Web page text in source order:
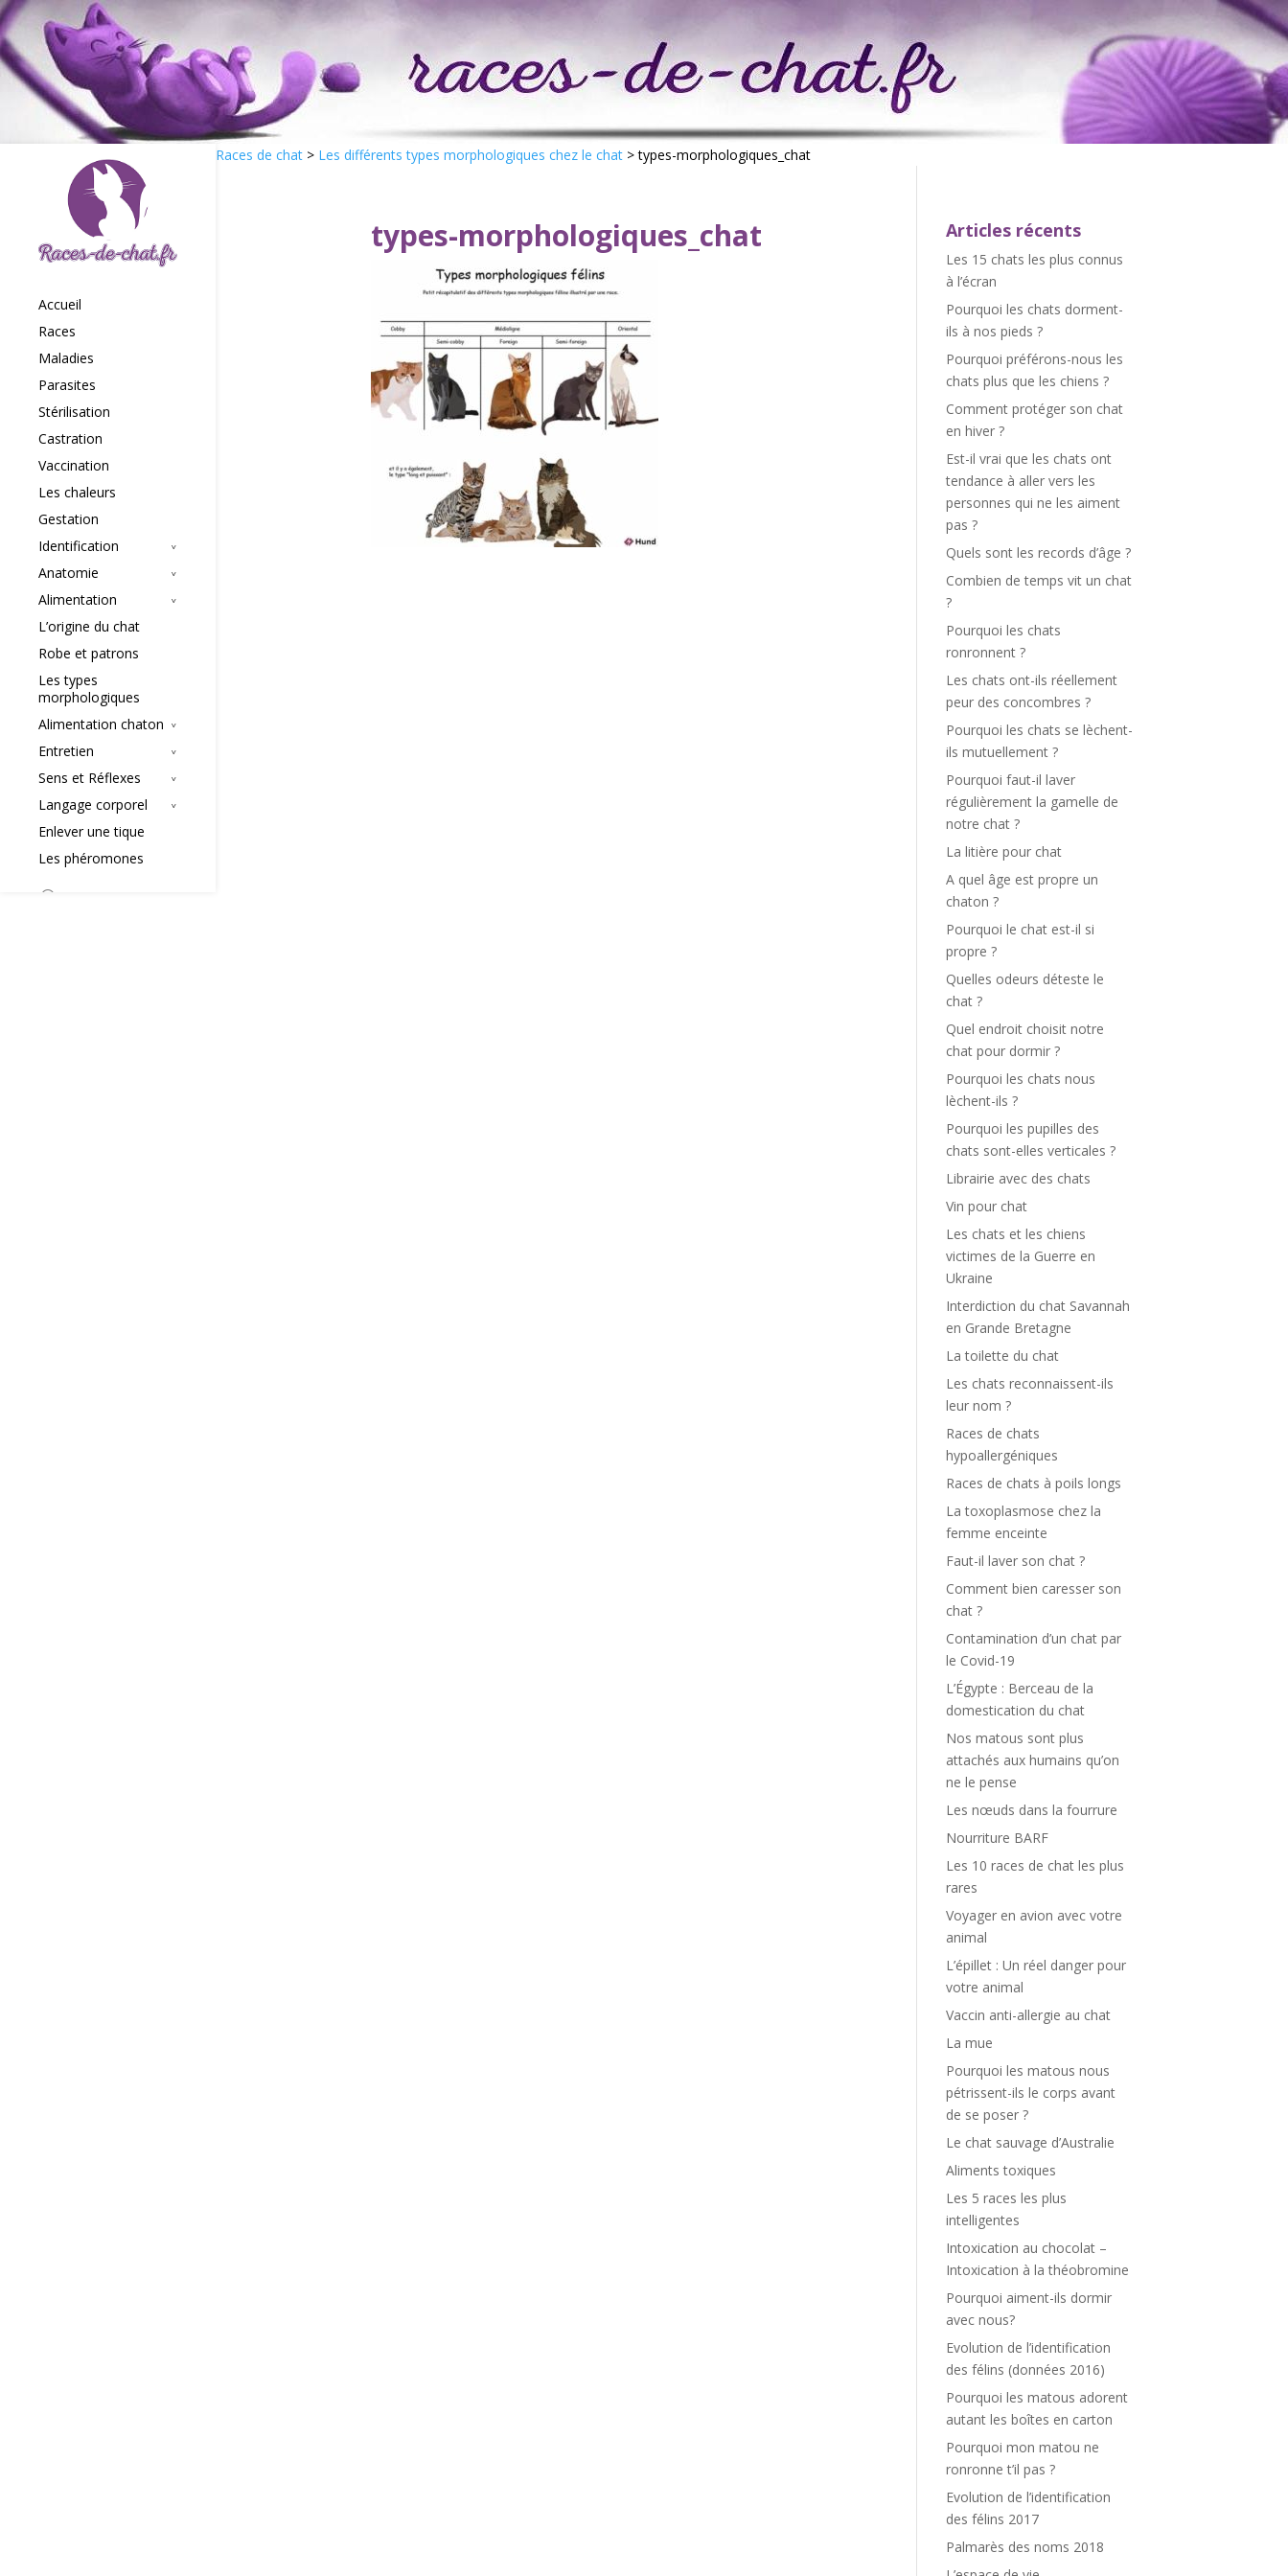
Accueil
Races
Maladies
Parasites
Stérilisation
Castration
Vaccination
Les chaleurs
Gestation
Identification
Anatomie
Alimentation
L’origine du chat
Robe et patrons
Les types
morphologiques
Alimentation chaton
Entretien
Sens et Réflexes
Langage corporel
Enlever une tique
Les phéromones
Races de chat > Les différents types morphologiques chez le chat >types-morphologiques_chat
types-morphologiques_chat Articles récents
Les 15 chats les plus connus
à l’écran
Pourquoi les chats dorment-
ils à nos pieds ?
Pourquoi préférons-nous les
chats plus que les chiens ?
Comment protéger son chat
en hiver ?
Est-il vrai que les chats ont
tendance à aller vers les
personnes qui ne les aiment
pas ?
Quels sont les records d’âge ?
Combien de temps vit un chat
?
Pourquoi les chats
ronronnent ?
Les chats ont-ils réellement
peur des concombres ?
Pourquoi les chats se lèchent-
ils mutuellement ?
Pourquoi faut-il laver
régulièrement la gamelle de
notre chat ?
La litière pour chat
A quel âge est propre un
chaton ?
Pourquoi le chat est-il si
propre ?
Quelles odeurs déteste le
chat ?
Quel endroit choisit notre
chat pour dormir ?
Pourquoi les chats nous
lèchent-ils ?
Pourquoi les pupilles des
chats sont-elles verticales ?
Librairie avec des chats
Vin pour chat
Les chats et les chiens
victimes de la Guerre en
Ukraine
Interdiction du chat Savannah
en Grande Bretagne
La toilette du chat
Les chats reconnaissent-ils
leur nom ?
Races de chats
hypoallergéniques
Races de chats à poils longs
La toxoplasmose chez la
femme enceinte
Faut-il laver son chat ?
Comment bien caresser son
chat ?
Contamination d’un chat par
le Covid-19
L’Égypte : Berceau de la
domestication du chat
Nos matous sont plus
attachés aux humains qu’on
ne le pense
Les nœuds dans la fourrure
Nourriture BARF
Les 10 races de chat les plus
rares
Voyager en avion avec votre
animal
L’épillet : Un réel danger pour
votre animal
Vaccin anti-allergie au chat
La mue
Pourquoi les matous nous
pétrissent-ils le corps avant
de se poser ?
Le chat sauvage d’Australie
Aliments toxiques
Les 5 races les plus
intelligentes
Intoxication au chocolat –
Intoxication à la théobromine
Pourquoi aiment-ils dormir
avec nous?
Evolution de l’identification
des félins (données 2016)
Pourquoi les matous adorent
autant les boîtes en carton
Pourquoi mon matou ne
ronronne t’il pas ?
Evolution de l’identification
des félins 2017
Palmarès des noms 2018